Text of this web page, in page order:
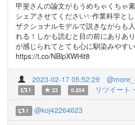
甲斐さんの論文がもうめちゃくちゃ
シェアさせてください✨作業科学と
ザクショナルモデルで説きながらも
れる！しかも読むと目の前にありあ
が感じられてとても心に馴染みやすい
https://t.co/NBlpXWHit8
2023-02-17 05:52:29
1 23 0.204 リツイート
1 @koj42264623